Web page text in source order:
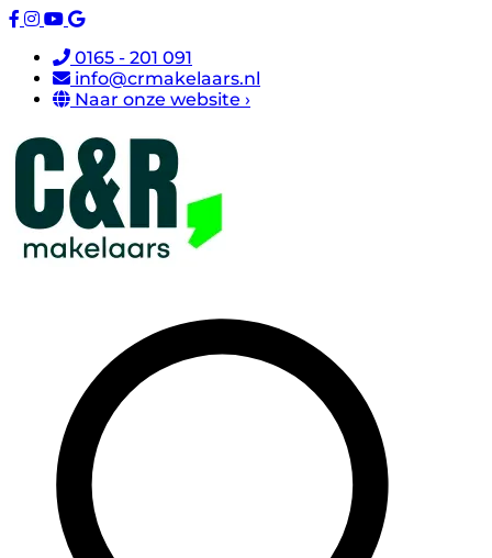
0165 - 201 091
info@crmakelaars.nl
Naar onze website ›